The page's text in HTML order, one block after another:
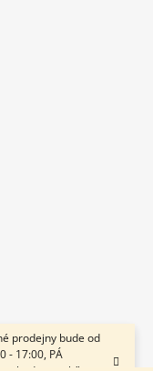
prodejny bude od
- 17:00, PÁ